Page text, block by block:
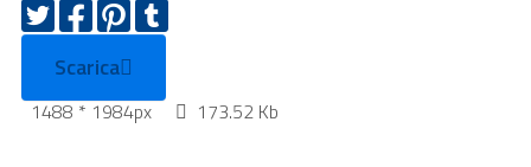
Scarica
1488 * 1984px 173.52 Kb